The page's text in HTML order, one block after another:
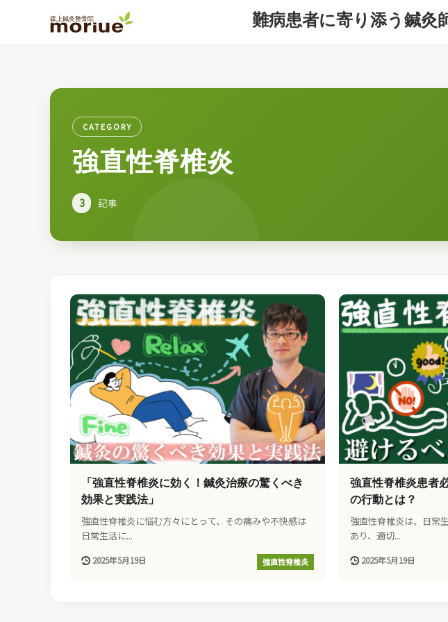
難病患者に寄り添う鍼灸
CATEGORY
強直性脊椎炎
3 記事
「強直性脊椎炎に効く！鍼灸治療の驚くべき
効果と実践法」
強直性脊椎炎に悩む方々にとって、その痛みや不快感は
日常生活に...
2025年5月19日 強直性脊椎炎
強直性脊椎炎患者
の行動とは？
強直性脊椎炎は、日常
あり、適切...
2025年5月19日